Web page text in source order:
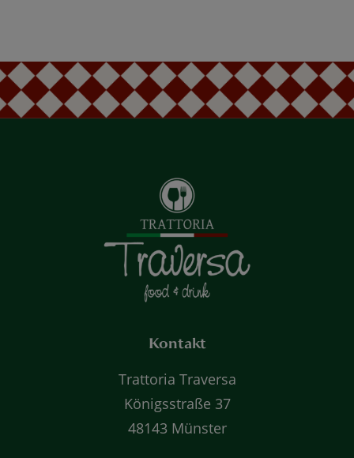
Kontakt
Trattoria Traversa
Königsstraße 37
48143 Münster